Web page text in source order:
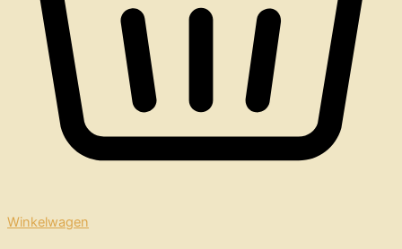
Winkelwagen